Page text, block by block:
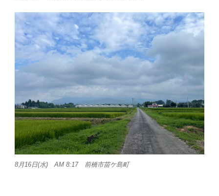
8月16日(水) AM 8:17 前橋市苗ケ島町